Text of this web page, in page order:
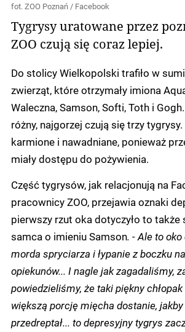
fot. ZOO Poznań / Facebook
Tygrysy uratowane przez
ZOO czują się coraz lepiej.
Do stolicy Wielkopolski trafiło w
zwierząt, które otrzymały imiona
Waleczna, Samson, Softi, Toth i
różny, najgorzej czują się trzy
karmione i nawadniane, ponieważ
miały dostępu do pożywienia.
Część tygrysów, jak relacjonują na
pracownicy ZOO, przejawia oznaki
pierwszy rzut oka dotyczyło to także
samca o imieniu Samson. - Ale to
morda spryciarza i łypanie z boczku
opiekunów... I nagle jak zagadaliśmy,
powiedzieliśmy, że taki piękny
większą porcję mięcha dostanie,
przedreptał... to depresyjny tygrys